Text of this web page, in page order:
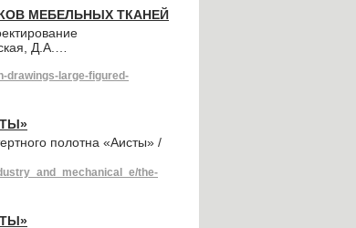
МЕБЕЛЬНЫХ ТКАНЕЙ
Д.А.…
drawings-large-figured-
полотна «Аисты» /
the-